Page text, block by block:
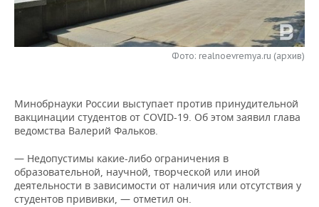
НЕФТЕХИМИЯ
НЕФТЬ
ЭНЕРГЕТИКА
РОЗНИЧНАЯ ТОРГОВЛЯ
НОВОСТИ ТЕХНОЛОГИЙ
ТЕЛЕКОММУНИКАЦИИ
МЕРОПРИЯТИЯ
БИЗНЕС-БРАНЧИ
ONLINE-КОНФЕРЕНЦИИ
ОТКРЫТАЯ ЛЕКЦИЯ
ФУТБОЛ
ХОККЕЙ
БАСКЕТБОЛ
НОВОСТИ ОБЩЕСТВА
ВЛАСТЬ
ИНФРАСТРУКТУРА
ФОТОГАЛЕРЕЯ
СЮЖЕТЫ
СПРАВОЧНИК
Фото: realnoevremya.ru (архив)
Минобрнауки России выступает против принудительной
вакцинации студентов от COVID-19. Об этом заявил глава
ведомства Валерий Фальков.
— Недопустимы какие-либо ограничения в
образовательной, научной, творческой или иной
деятельности в зависимости от наличия или отсутствия у
студентов прививки, — отметил он.